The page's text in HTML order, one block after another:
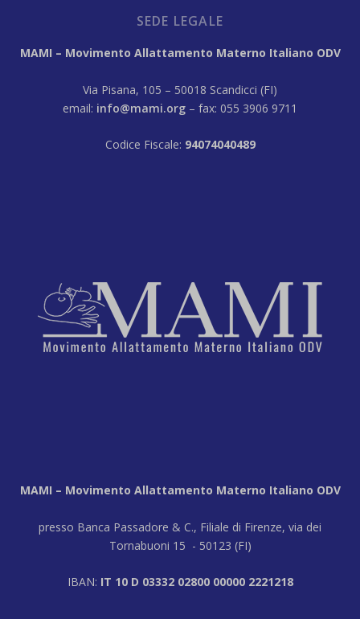
SEDE LEGALE
MAMI – Movimento Allattamento Materno Italiano ODV
Via Pisana, 105 – 50018 Scandicci (FI)
email: info@mami.org – fax: 055 3906 9711
Codice Fiscale: 94074040489
MAMI – Movimento Allattamento Materno Italiano ODV
presso Banca Passadore & C., Filiale di Firenze, via dei
Tornabuoni 15 - 50123 (FI)
IBAN: IT 10 D 03332 02800 00000 2221218